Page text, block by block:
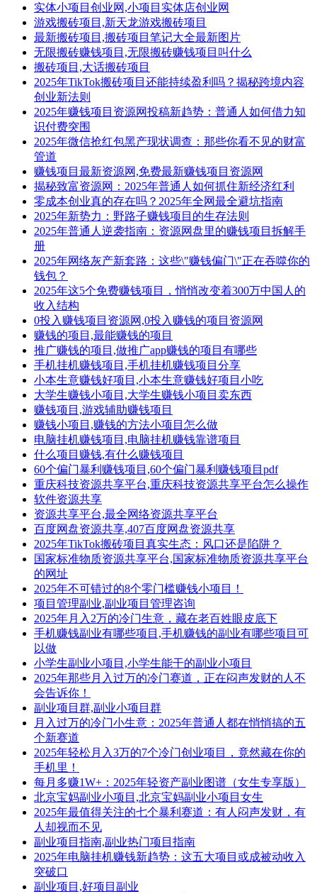
实体小项目创业网,小项目实体店创业网
游戏搬砖项目,新天龙游戏搬砖项目
最新搬砖项目,搬砖项目笔记大全最新图片
无限搬砖赚钱项目,无限搬砖赚钱项目叫什么
搬砖项目,大话搬砖项目
2025年TikTok搬砖项目还能持续盈利吗？揭秘跨境内容
创业新法则
2025年赚钱项目资源网投稿新趋势：普通人如何借力知
识付费突围
2025年微信抢红包黑产现状调查：那些你看不见的财富
管道
赚钱项目最新资源网,免费最新赚钱项目资源网
揭秘致富资源网：2025年普通人如何抓住新经济红利
零成本创业真的存在吗？2025年全网最全避坑指南
2025年新势力：野路子赚钱项目的生存法则
2025年普通人逆袭指南：资源网盘里的赚钱项目拆解手
册
2025年网络灰产新套路：这些\"赚钱偏门\"正在吞噬你的
钱包？
2025年这5个免费赚钱项目，悄悄改变着300万中国人的
收入结构
0投入赚钱项目资源网,0投入赚钱的项目资源网
赚钱的项目,最能赚钱的项目
推广赚钱的项目,做推广app赚钱的项目有哪些
手机挂机赚钱项目,手机挂机赚钱项目分享
小本生意赚钱好项目,小本生意赚钱好项目小吃
大学生赚钱小项目,大学生赚钱小项目卖东西
赚钱项目,游戏辅助赚钱项目
赚钱小项目,赚钱的方法小项目怎么做
电脑挂机赚钱项目,电脑挂机赚钱靠谱项目
什么项目赚钱,有什么赚钱项目
60个偏门暴利赚钱项目,60个偏门暴利赚钱项目pdf
重庆科技资源共享平台,重庆科技资源共享平台怎么操作
软件资源共享
资源共享平台,最全网络资源共享平台
百度网盘资源共享,407百度网盘资源共享
2025年TikTok搬砖项目真实生态：风口还是陷阱？
国家标准物质资源共享平台,国家标准物质资源共享平台
的网址
2025年不可错过的8个零门槛赚钱小项目！
项目管理副业,副业项目管理咨询
2025年月入2万的冷门生意，藏在老百姓眼皮底下
手机赚钱副业有哪些项目,手机赚钱的副业有哪些项目可
以做
小学生副业小项目,小学生能干的副业小项目
2025年那些月入过万的冷门赛道，正在闷声发财的人不
会告诉你！
副业项目群,副业小项目群
月入过万的冷门小生意：2025年普通人都在悄悄搞的五
个新赛道
2025年轻松月入3万的7个冷门创业项目，竟然藏在你的
手机里！
每月多赚1W+：2025年轻资产副业图谱（女生专享版）
北京宝妈副业小项目,北京宝妈副业小项目女生
2025年最值得关注的七个暴利赛道：有人闷声发财，有
人却视而不见
副业项目指南,副业热门项目指南
2025年电脑挂机赚钱新趋势：这五大项目或成被动收入
突破口
副业项目,好项目副业